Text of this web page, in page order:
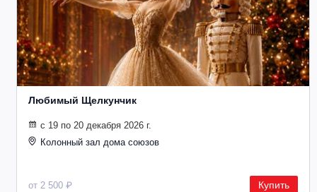
Любимый Щелкунчик
с 19 по 20 декабря 2026 г.
Колонный зал дома союзов
от 2 500 ₽ Купить